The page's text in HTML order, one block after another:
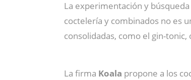
La experimentación y
coctelería y combinados no es
consolidadas, como el gin-
La firma Koala propone a los